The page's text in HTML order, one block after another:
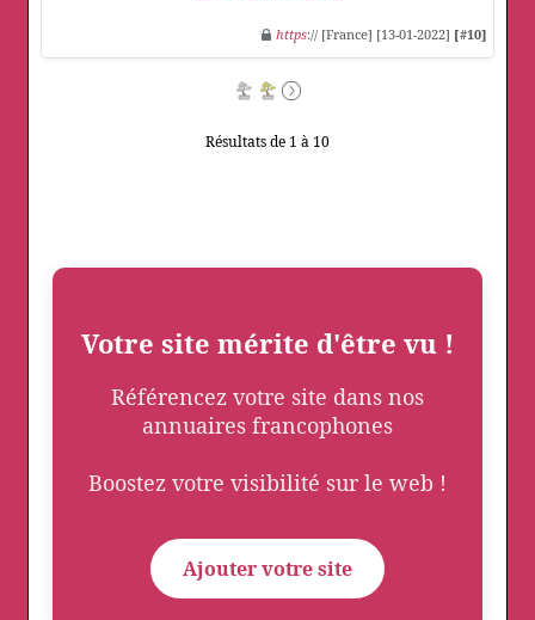
https:// [France] [13-01-2022] [#10]
Résultats de 1 à 10
Votre site mérite d'être vu !
Référencez votre site dans nos
annuaires francophones
Boostez votre visibilité sur le web !
Ajouter votre site